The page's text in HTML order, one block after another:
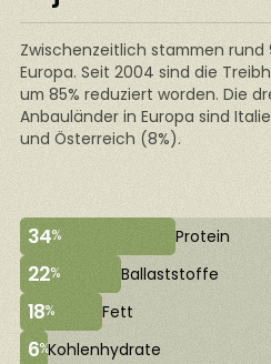
Zwischenzeitlich stammen rund
Europa. Seit 2004 sind die
um 85% reduziert worden. Die
Anbauländer in Europa sind
und Österreich (8%).
34% Protein
22% Ballaststoffe
18% Fett
6%Kohlenhydrate